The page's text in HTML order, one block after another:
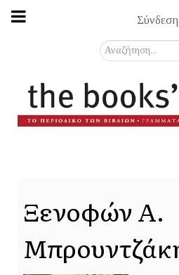
Σύνδεση
Αναζήτηση...
Ξενοφών Α.